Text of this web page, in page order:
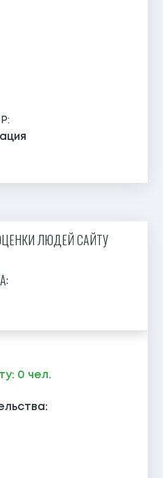
ЛЮДЕЙ САЙТУ
0 чел.